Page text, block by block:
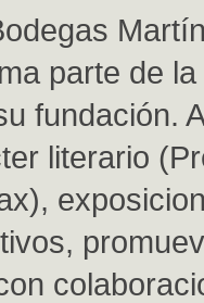
parte de
fundación.
literario